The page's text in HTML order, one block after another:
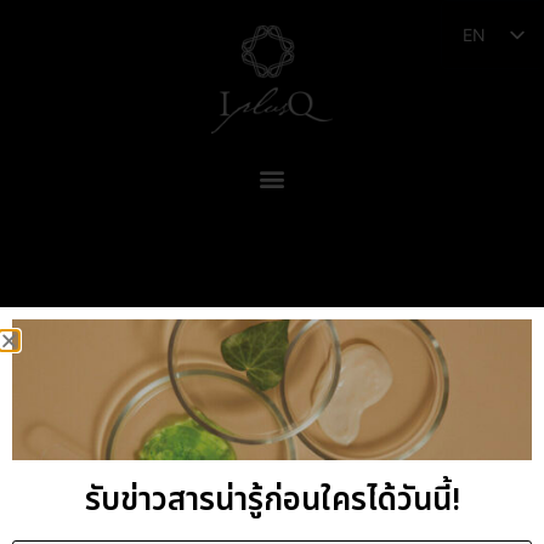
EN
รับข่าวสารน่ารู้ก่อนใครได้วันนี้!